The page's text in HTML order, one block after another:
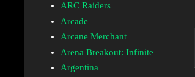
ARC Raiders
Arcade
Arcane Merchant
Arena Breakout: Infinite
Argentina